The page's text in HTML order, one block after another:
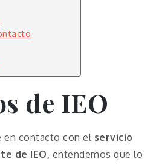
de IEO
en contacto con el servicio
de IEO, entendemos que lo